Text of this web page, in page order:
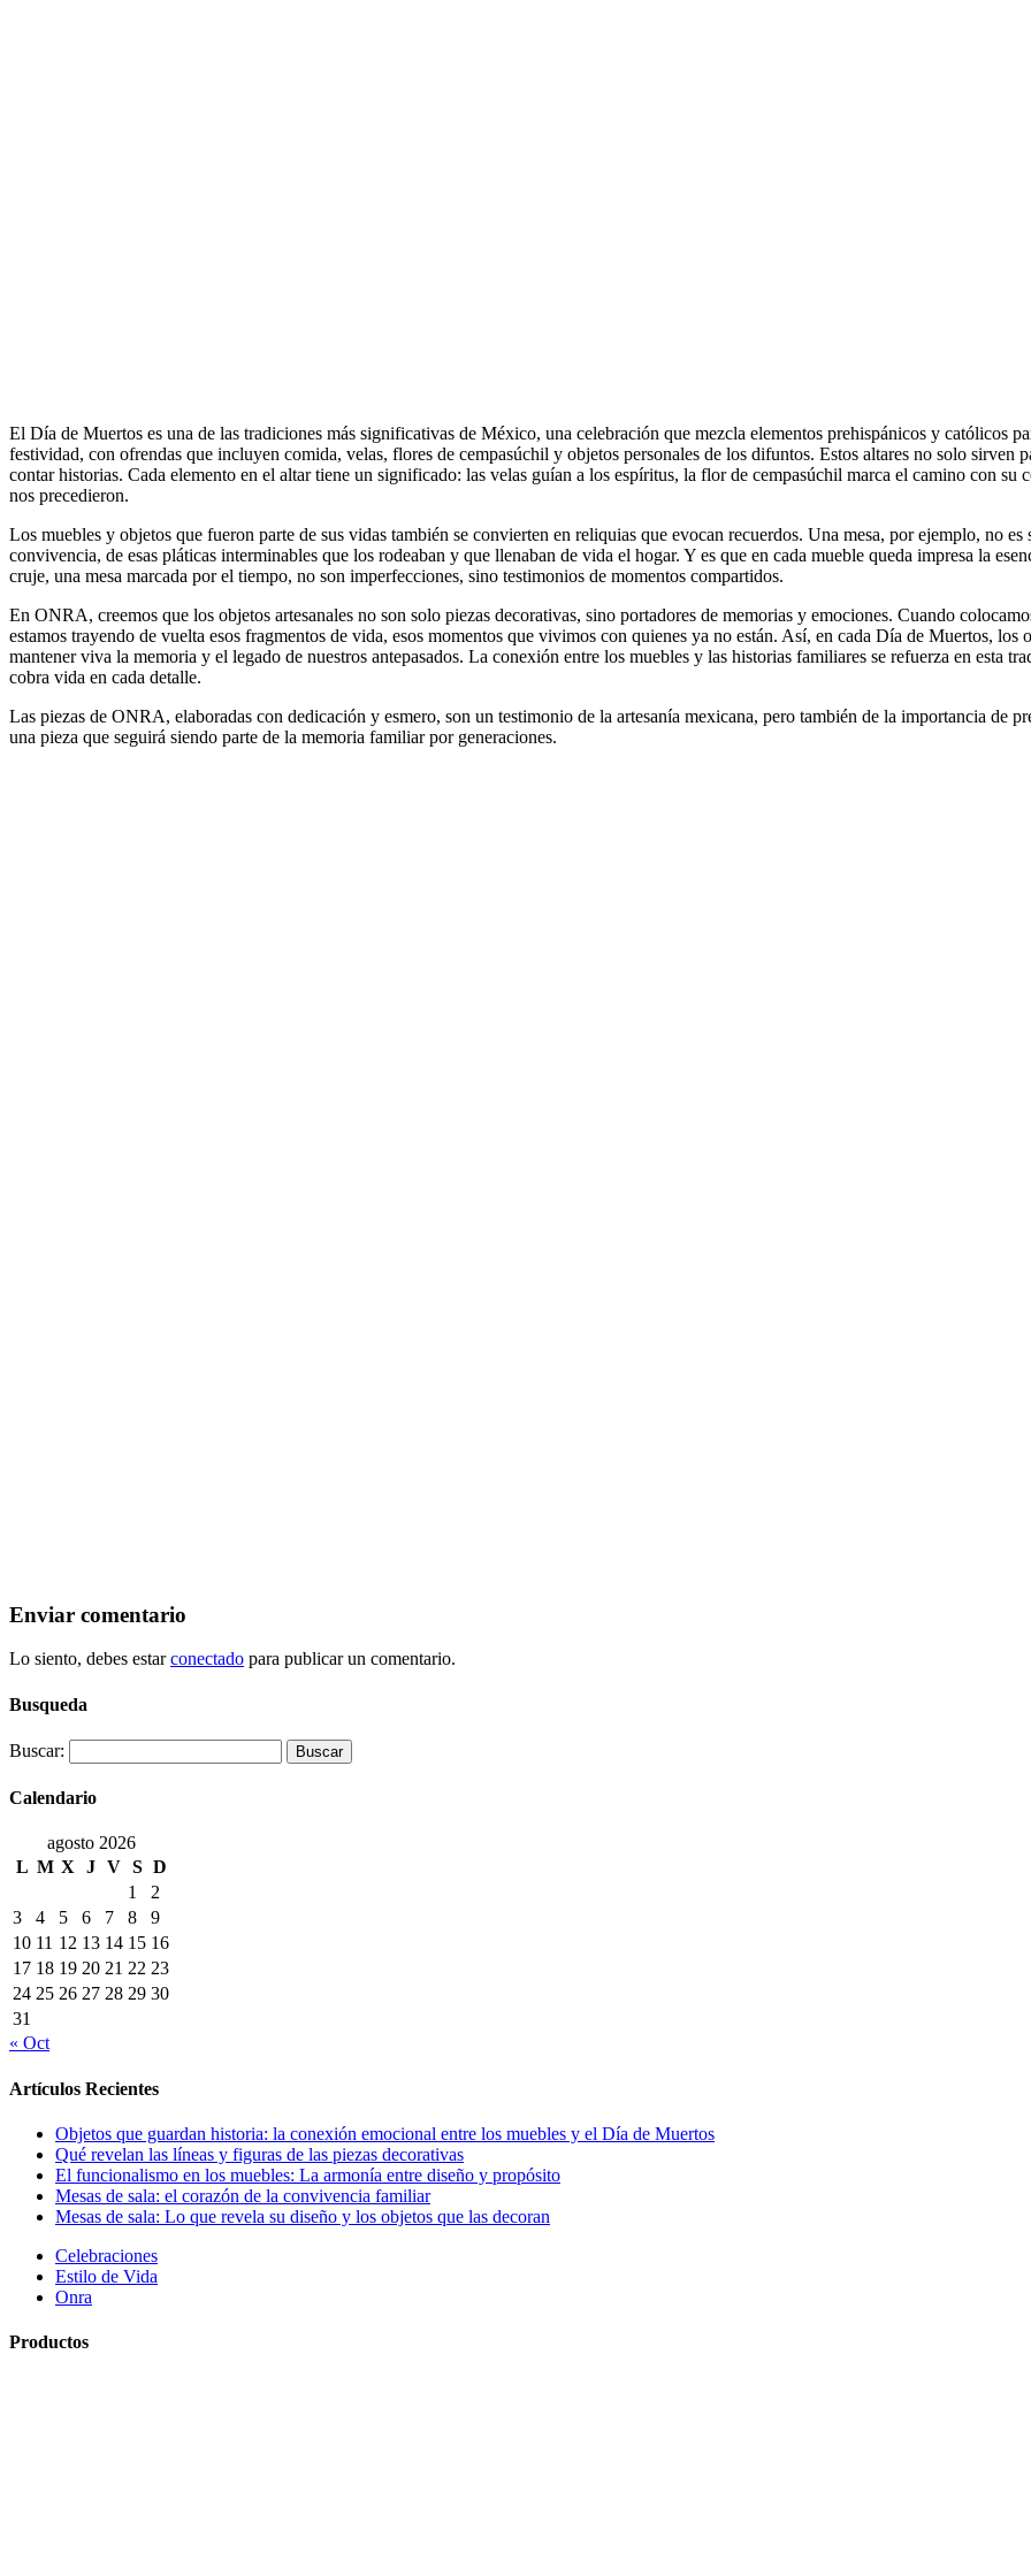
El Día de Muertos es una de las tradiciones más significativas de México, una celebración que mezcla elementos prehispánicos y católicos
festividad, con ofrendas que incluyen comida, velas, flores de cempasúchil y objetos personales de los difuntos. Estos altares no solo sirven
contar historias. Cada elemento en el altar tiene un significado: las velas guían a los espíritus, la flor de cempasúchil marca el camino con
nos precedieron.
Los muebles y objetos que fueron parte de sus vidas también se convierten en reliquias que evocan recuerdos. Una mesa, por ejemplo, no
convivencia, de esas pláticas interminables que los rodeaban y que llenaban de vida el hogar. Y es que en cada mueble queda impresa la
cruje, una mesa marcada por el tiempo, no son imperfecciones, sino testimonios de momentos compartidos.
En ONRA, creemos que los objetos artesanales no son solo piezas decorativas, sino portadores de memorias y emociones. Cuando
estamos trayendo de vuelta esos fragmentos de vida, esos momentos que vivimos con quienes ya no están. Así, en cada Día de Muertos, los
mantener viva la memoria y el legado de nuestros antepasados. La conexión entre los muebles y las historias familiares se refuerza en esta
cobra vida en cada detalle.
Las piezas de ONRA, elaboradas con dedicación y esmero, son un testimonio de la artesanía mexicana, pero también de la importancia de
una pieza que seguirá siendo parte de la memoria familiar por generaciones.
Enviar comentario
Lo siento, debes estarconectado para publicar un comentario.
Busqueda
Buscar:
Calendario
agosto 2026
L M X J V S D
1
2
3
4 5 6 7 8
9
10 11 12 13 14 15 16
17 18 19 20 21 22 23
24 25 26 27 28 29 30
31
« Oct
Artículos Recientes
Objetos que guardan historia: la conexión emocional entre los muebles y el Día de Muertos
Qué revelan las líneas y figuras de las piezas decorativas
El funcionalismo en los muebles: La armonía entre diseño y propósito
Mesas de sala: el corazón de la convivencia familiar
Mesas de sala: Lo que revela su diseño y los objetos que las decoran
Celebraciones
Estilo de Vida
Onra
Productos